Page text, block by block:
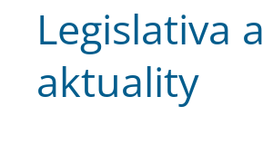
Legislativa a
aktuality